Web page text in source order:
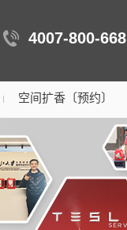
4007-800-668
空间扩香〔预约〕